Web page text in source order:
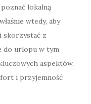
lokalną
wtedy, aby
skorzystać z
do urlopu w tym
aspektów,
i przyjemność